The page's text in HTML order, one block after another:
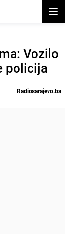
Vozilo
policija
Radiosarajevo.ba